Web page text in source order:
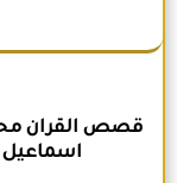
قصص القران
اسماعيل